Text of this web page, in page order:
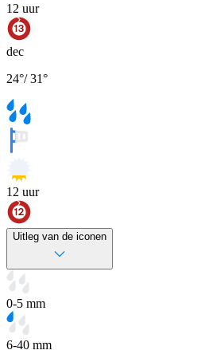
12 uur
dec
24°/31°
12 uur
Uitleg van de iconen
0-5 mm
6-40 mm